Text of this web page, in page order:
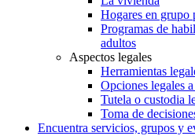
Hogares en grupo
Programas de
adultos
Aspectos legales
Herramientas
Opciones legales
Tutela o custodia
Toma de
Encuentra servicios, grupos y